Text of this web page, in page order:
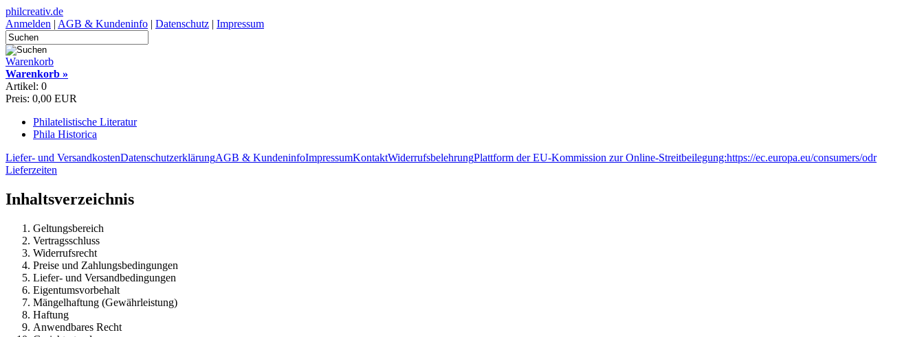
philcreativ.de
Anmelden | AGB & Kundeninfo | Datenschutz | Impressum
Warenkorb
Warenkorb »
Artikel: 0
Preis: 0,00 EUR
Philatelistische Literatur
Phila Historica
Liefer- und VersandkostenDatenschutzerklärungAGB & KundeninfoImpressumKontaktWiderrufsbelehrungPlattform der EU-Kommission zur Online-Streitbeilegung:https://ec.europa.eu/consumers/odr
Lieferzeiten
Inhaltsverzeichnis
Geltungsbereich
Vertragsschluss
Widerrufsrecht
Preise und Zahlungsbedingungen
Liefer- und Versandbedingungen
Eigentumsvorbehalt
Mängelhaftung (Gewährleistung)
Haftung
Anwendbares Recht